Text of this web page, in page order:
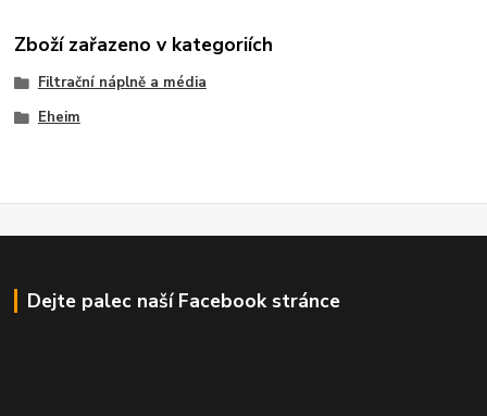
Zboží zařazeno v kategoriích
Filtrační náplně a média
Eheim
Dejte palec naší Facebook stránce